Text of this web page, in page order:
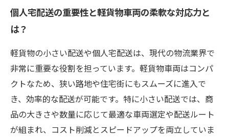
個人宅配送の重要性と軽貨物車両の柔軟な対応力と
は？
軽貨物の小さい配送や個人宅配送は、現代の物流業界で
非常に重要な役割を担っています。軽貨物車両はコンパ
クトなため、狭い路地や住宅街にもスムーズに進入で
き、効率的な配送が可能です。特に小さい配送では、商
品の大きさや数量に応じて最適な車両選定や配送ルート
が組まれ、コスト削減とスピードアップを両立していま